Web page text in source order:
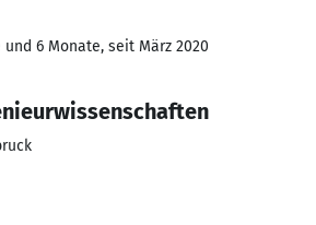
und 6 Monate, seit März 2020